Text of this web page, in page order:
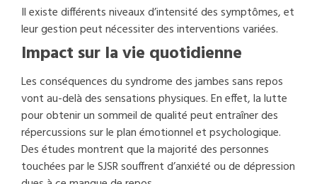
Il existe différents niveaux d’intensité des symptômes, et
leur gestion peut nécessiter des interventions variées.
Impact sur la vie quotidienne
Les conséquences du syndrome des jambes sans repos
vont au-delà des sensations physiques. En effet, la lutte
pour obtenir un sommeil de qualité peut entraîner des
répercussions sur le plan émotionnel et psychologique.
Des études montrent que la majorité des personnes
touchées par le SJSR souffrent d’anxiété ou de dépression